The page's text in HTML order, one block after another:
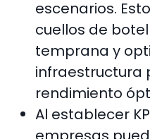
escenarios.
cuellos de
temprana y
infraestructura
rendimiento
Al establecer